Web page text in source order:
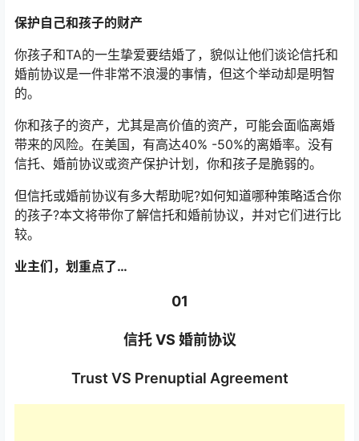
保护自己和孩子的财产
你孩子和TA的一生挚爱要结婚了，貌似让他们谈论信托和
婚前协议是一件非常不浪漫的事情，但这个举动却是明智
的。
你和孩子的资产，尤其是高价值的资产，可能会面临离婚
带来的风险。在美国，有高达40% -50%的离婚率。没有
信托、婚前协议或资产保护计划，你和孩子是脆弱的。
但信托或婚前协议有多大帮助呢?如何知道哪种策略适合你
的孩子?本文将带你了解信托和婚前协议，并对它们进行比
较。
业主们，划重点了…
01
信托 VS 婚前协议
Trust VS Prenuptial Agreement